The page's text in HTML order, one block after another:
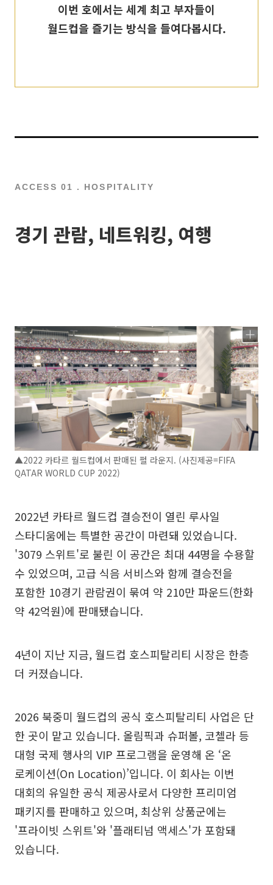
이번 호에서는 세계 최고 부자들이
월드컵을 즐기는 방식을 들여다봅시다.
ACCESS 01 . HOSPITALITY
경기 관람, 네트워킹, 여행
▲2022 카타르 월드컵에서 판매된 펄 라운지. (사진제공=FIFA
QATAR WORLD CUP 2022)
2022년 카타르 월드컵 결승전이 열린 루사일
스타디움에는 특별한 공간이 마련돼 있었습니다.
'3079 스위트'로 불린 이 공간은 최대 44명을 수용할
수 있었으며, 고급 식음 서비스와 함께 결승전을
포함한 10경기 관람권이 묶여 약 210만 파운드(한화
약 42억원)에 판매됐습니다.
4년이 지난 지금, 월드컵 호스피탈리티 시장은 한층
더 커졌습니다.
2026 북중미 월드컵의 공식 호스피탈리티 사업은 단
한 곳이 맡고 있습니다. 올림픽과 슈퍼볼, 코첼라 등
대형 국제 행사의 VIP 프로그램을 운영해 온 ‘온
로케이션(On Location)’입니다. 이 회사는 이번
대회의 유일한 공식 제공사로서 다양한 프리미엄
패키지를 판매하고 있으며, 최상위 상품군에는
'프라이빗 스위트'와 '플래티넘 액세스'가 포함돼
있습니다.